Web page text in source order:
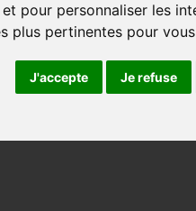
pour personnaliser les
plus pertinentes pour vous
J'accepte Je refuse
TP